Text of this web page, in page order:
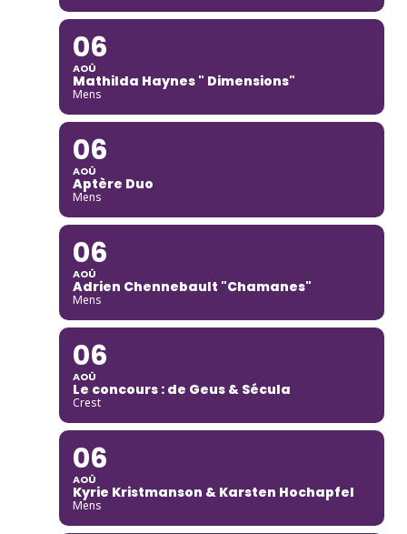
06
AOÛ
Mathilda Haynes " Dimensions"
Mens
06
AOÛ
Aptère Duo
Mens
06
AOÛ
Adrien Chennebault "Chamanes"
Mens
06
AOÛ
Le concours : de Geus & Sécula
Crest
06
AOÛ
Kyrie Kristmanson & Karsten Hochapfel
Mens